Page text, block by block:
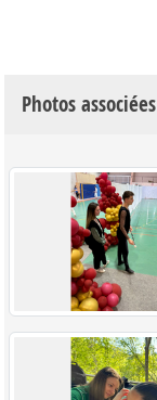
Photos